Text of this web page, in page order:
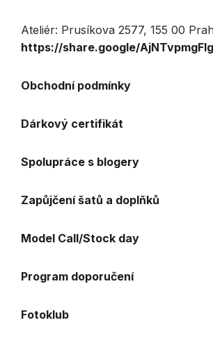
Ateliér: Prusíkova 2577, 155 00
https://share.google/
Obchodní podmínky
Dárkový certifikát
Spolupráce s blogery
Zapůjčení šatů a doplňků
Model Call/Stock day
Program doporučení
Fotoklub